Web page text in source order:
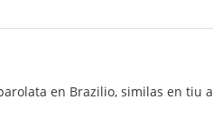
en Brazilio, similas en tiu